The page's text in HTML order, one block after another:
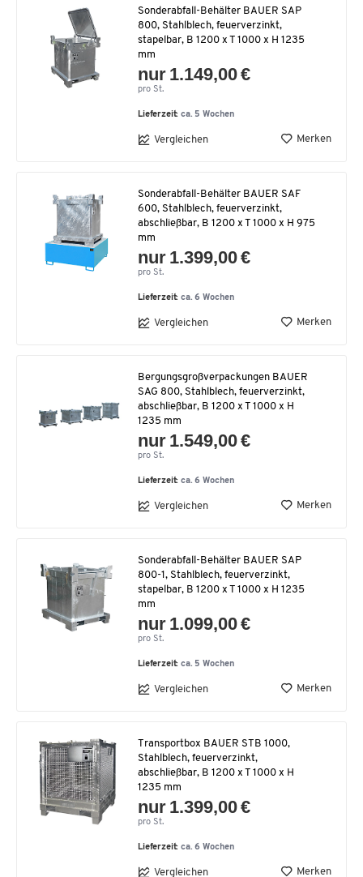
Sonderabfall-Behälter BAUER SAP
800, Stahlblech, feuerverzinkt,
stapelbar, B 1200 x T 1000 x H 1235
mm
nur 1.149,00 €
pro St.
Lieferzeit:ca. 5 Wochen
Vergleichen Merken
Sonderabfall-Behälter BAUER SAF
600, Stahlblech, feuerverzinkt,
abschließbar, B 1200 x T 1000 x H 975
mm
nur 1.399,00 €
pro St.
Lieferzeit:ca. 6 Wochen
Vergleichen Merken
Bergungsgroßverpackungen BAUER
SAG 800, Stahlblech, feuerverzinkt,
abschließbar, B 1200 x T 1000 x H
1235 mm
nur 1.549,00 €
pro St.
Lieferzeit:ca. 6 Wochen
Vergleichen Merken
Sonderabfall-Behälter BAUER SAP
800-1, Stahlblech, feuerverzinkt,
stapelbar, B 1200 x T 1000 x H 1235
mm
nur 1.099,00 €
pro St.
Lieferzeit:ca. 5 Wochen
Vergleichen Merken
Transportbox BAUER STB 1000,
Stahlblech, feuerverzinkt,
abschließbar, B 1200 x T 1000 x H
1235 mm
nur 1.399,00 €
pro St.
Lieferzeit:ca. 6 Wochen
Vergleichen Merken